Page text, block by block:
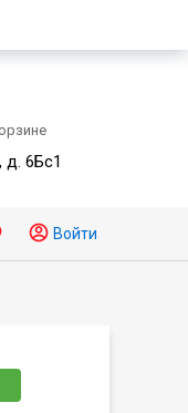
д. 6Бс1
Войти